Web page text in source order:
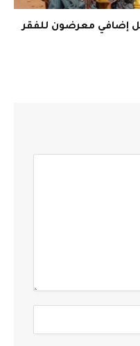
23 مليون طفل إضافي معرضون للفقر